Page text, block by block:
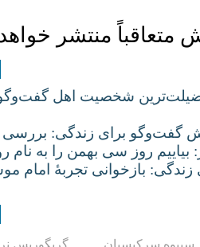
متعاقباً منتشر
شخصیت اهل
گفت‌وگو برای زندگی:
روز سی بهمن را به نام
بازخوانی تجربۀ امام
سیبوه سرکیسیان گریگوریس